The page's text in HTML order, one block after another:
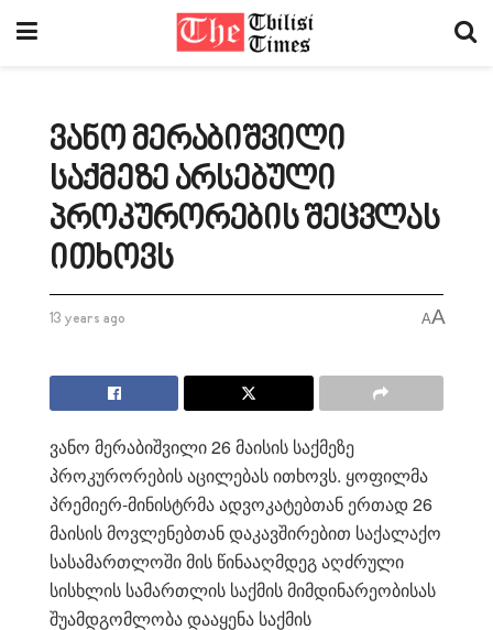
ვანო მერაბიშვილი
საქმეზე არსებული
პროკურორების შეცვლას
ითხოვს
13 years ago AA
ვანო მერაბიშვილი 26 მაისის საქმეზე
პროკურორების აცილებას ითხოვს. ყოფილმა
პრემიერ-მინისტრმა ადვოკატებთან ერთად 26
მაისის მოვლენებთან დაკავშირებით საქალაქო
სასამართლოში მის წინააღმდეგ აღძრული
სისხლის სამართლის საქმის მიმდინარეობისას
შუამდგომლობა დააყენა საქმის